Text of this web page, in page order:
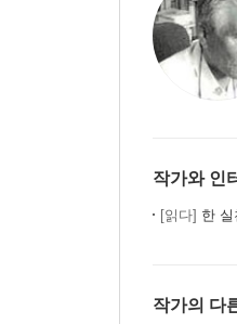
작가와 인
[읽다] 한
작가의 다